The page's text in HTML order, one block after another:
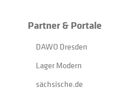
Partner & Portale
DAWO Dresden
Lager Modern
sächsische.de